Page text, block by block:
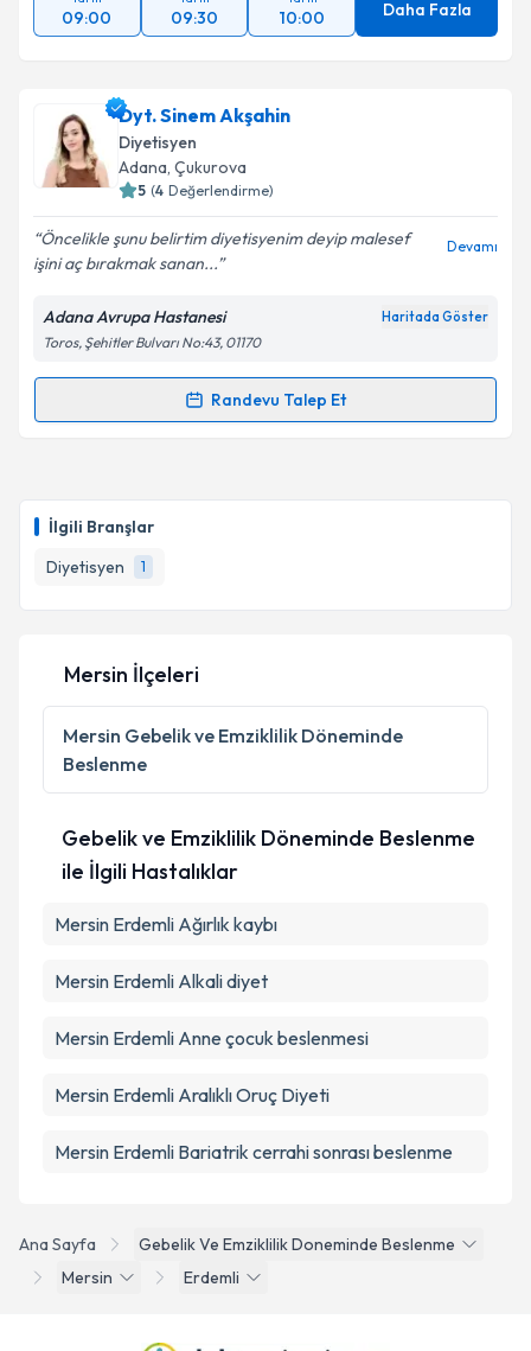
İlgili Branşlar
Diyetisyen
1
09:00 09:30 10:00 Daha Fazla
Dyt. Sinem Akşahin
Diyetisyen
Adana, Çukurova
5 (4 Değerlendirme)
Öncelikle şunu belirtim diyetisyenim deyip malesef
işini aç bırakmak sanan...
Devamı
Adana Avrupa Hastanesi Haritada Göster
Toros, Şehitler Bulvarı No:43, 01170
Randevu Talep Et
Randevu Takvimi Talebi
takvim hazırlandığında e-posta ile bilgilendireceğiz.
E-posta Adresiniz
Kişisel verilerimin işlenmesine ilişkinAydınlatma
Metni
'ni okudum ve kişisel verilerimin belirtilen
kapsamda işlenmesini kabul ediyorum.
Ana Sayfa
Gebelik Ve Emziklilik Doneminde Beslenme
Mersin
Erdemli
Mersin İlçeleri
Mersin Gebelik ve Emziklilik Döneminde
Beslenme
Gebelik ve Emziklilik Döneminde Beslenme
ile İlgili Hastalıklar
Mersin Erdemli Ağırlık kaybı
Mersin Erdemli Alkali diyet
Mersin Erdemli Anne çocuk beslenmesi
Mersin Erdemli Aralıklı Oruç Diyeti
Mersin Erdemli Bariatrik cerrahi sonrası beslenme